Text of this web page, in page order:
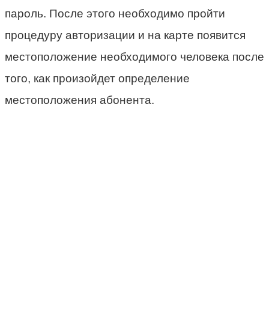
пароль. После этого необходимо пройти
процедуру авторизации и на карте появится
местоположение необходимого человека после
того, как произойдет определение
местоположения абонента.